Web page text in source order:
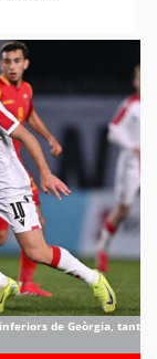
de Geòrgia, tant